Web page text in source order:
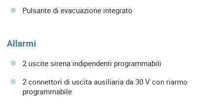
Pulsante di evacuazione integrato
Allarmi
2 uscite sirena indipendenti programmabili
2 connettori di uscita ausiliaria da 30 V con riarmo
programmabile